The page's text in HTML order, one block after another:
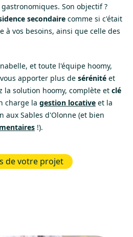
Son objectif ?
secondaire comme si c'était
à vos besoins, ainsi que celle des
et toute l'équipe hoomy,
apporter plus de sérénité et
la solution hoomy, complète et clé
charge la gestion locative et la
aux Sables d'Olonne (et bien
!).
de votre projet